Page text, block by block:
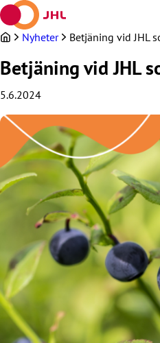
Hoppa
till
innehållet
Nyheter Betjäning vid JHL
Betjäning vid JHL
5.6.2024